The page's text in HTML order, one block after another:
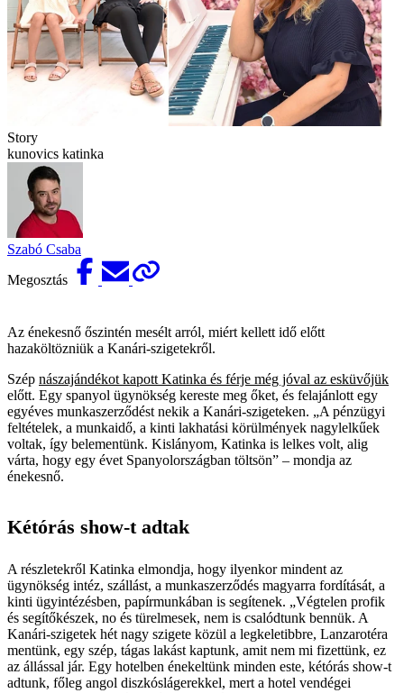
Story
kunovics katinka
Szabó Csaba
Megosztás
Az énekesnő őszintén mesélt arról, miért kellett idő előtt
hazaköltözniük a Kanári-szigetekről.
Szép nászajándékot kapott Katinka és férje még jóval az esküvőjük
előtt. Egy spanyol ügynökség kereste meg őket, és felajánlott egy
egyéves munkaszerződést nekik a Kanári-szigeteken. „A pénzügyi
feltételek, a munkaidő, a kinti lakhatási körülmények nagylelkűek
voltak, így belementünk. Kislányom, Katinka is lelkes volt, alig
várta, hogy egy évet Spanyolországban töltsön” – mondja az
énekesnő.
Kétórás show-t adtak
A részletekről Katinka elmondja, hogy ilyenkor mindent az
ügynökség intéz, szállást, a munkaszerződés magyarra fordítását, a
kinti ügyintézésben, papírmunkában is segítenek. „Végtelen profik
és segítőkészek, no és türelmesek, nem is csalódtunk bennük. A
Kanári-szigetek hét nagy szigete közül a legkeletibbre, Lanzarotéra
mentünk, egy szép, tágas lakást kaptunk, amit nem mi fizettünk, ez
az állással jár. Egy hotelben énekeltünk minden este, kétórás show-t
adtunk, főleg angol diszkóslágerekkel, mert a hotel vendégei